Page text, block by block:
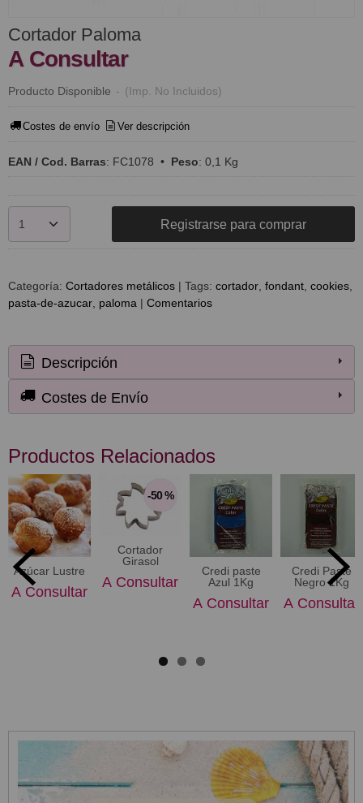
Cortador Paloma
A Consultar
Producto Disponible - (Imp. No Incluidos)
Costes de envío Ver descripción
EAN / Cod. Barras: FC1078 • Peso: 0,1 Kg
Registrarse para comprar
Categoría: Cortadores metálicos | Tags: cortador fondant cookies
pasta-de-azucar paloma | Comentarios
Descripción
Costes de Envío
Productos Relacionados
Azúcar Lustre
A Consultar
-50 %
Cortador
Girasol
A Consultar
Credi paste
Azul 1Kg
A Consultar
Credi Paste
Negro 1Kg
A Consultar